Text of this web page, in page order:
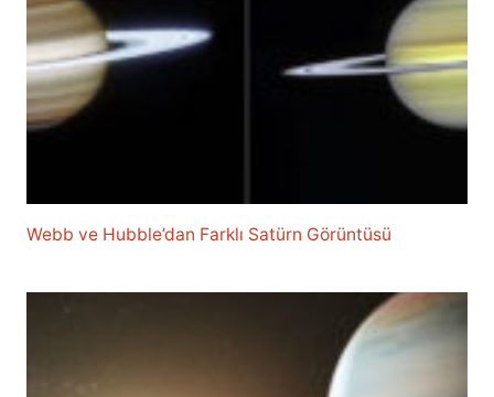
Webb ve Hubble’dan Farklı Satürn Görüntüsü